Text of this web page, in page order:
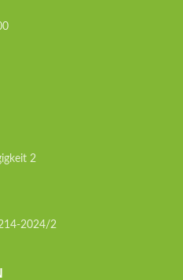
2
2024/2